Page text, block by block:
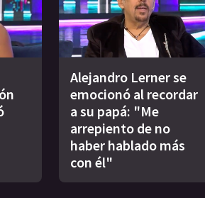
Alejandro Lerner se
emocionó al recordar
a su papá: "Me
arrepiento de no
haber hablado más
con él"